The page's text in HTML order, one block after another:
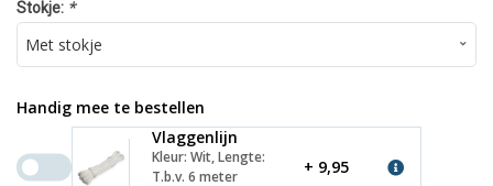
Stokje: *
Handig mee te bestellen
Vlaggenlijn
Kleur: Wit, Lengte:
T.b.v. 6 meter
+ 9,95